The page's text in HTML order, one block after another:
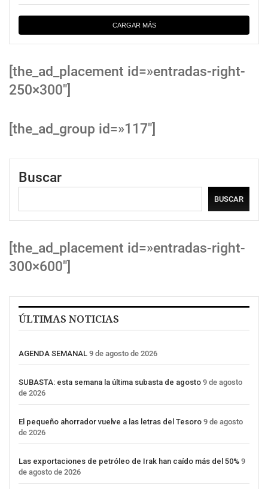
CARGAR MÁS
[the_ad_placement id=»entradas-right-
250×300″]
[the_ad_group id=»117″]
Buscar
BUSCAR
[the_ad_placement id=»entradas-right-
300×600″]
ÚLTIMAS NOTICIAS
AGENDA SEMANAL 9 de agosto de 2026
SUBASTA: esta semana la última subasta de agosto 9 de agosto
de 2026
El pequeño ahorrador vuelve a las letras del Tesoro 9 de agosto
de 2026
Las exportaciones de petróleo de Irak han caído más del 50% 9
de agosto de 2026